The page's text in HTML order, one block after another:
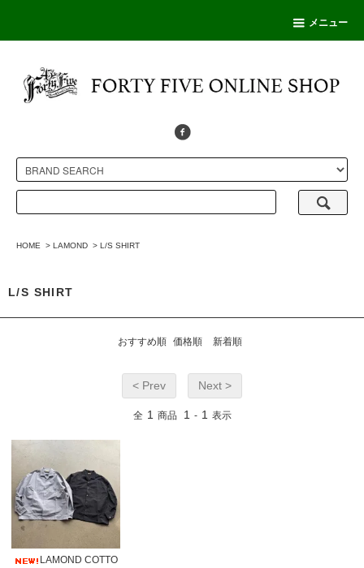
メニュー
HOME > LAMOND > L/S SHIRT
L/S SHIRT
おすすめ順 価格順 新着順
< Prev Next >
全 1 商品 1 - 1 表示
LAMOND COTTO